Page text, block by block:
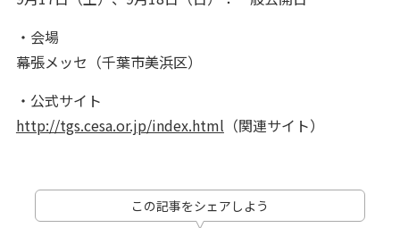
・会場
幕張メッセ（千葉市美浜区）
・公式サイト
http://tgs.cesa.or.jp/index.html （関連サイト）
この記事をシェアしよう